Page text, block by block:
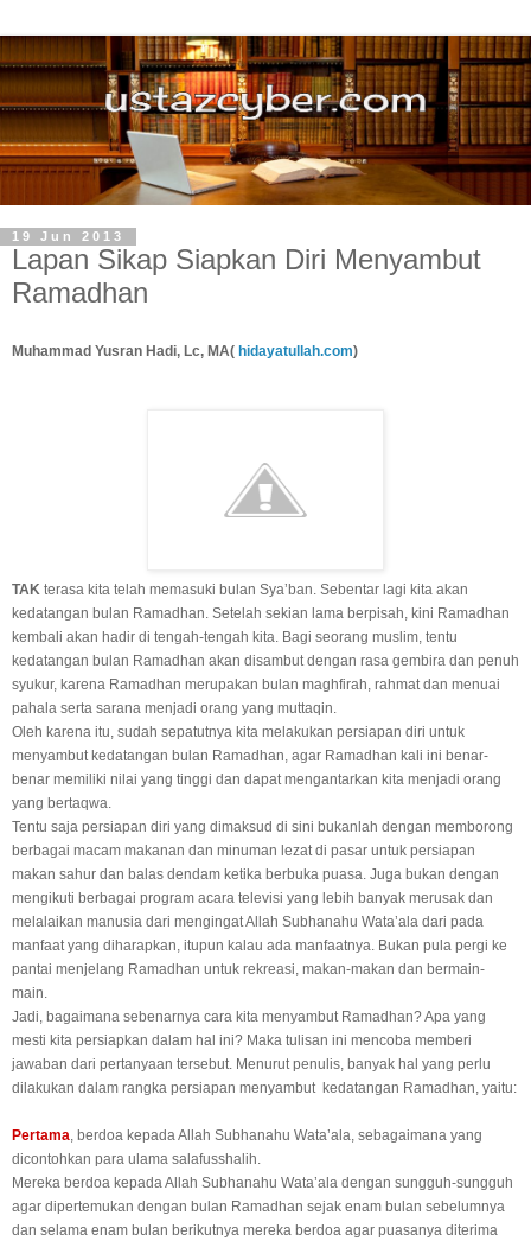
19 Jun 2013
Lapan Sikap Siapkan Diri Menyambut
Ramadhan
Muhammad Yusran Hadi, Lc, MA( hidayatullah.com)
TAK terasa kita telah memasuki bulan Sya’ban. Sebentar lagi kita akan
kedatangan bulan Ramadhan. Setelah sekian lama berpisah, kini Ramadhan
kembali akan hadir di tengah-tengah kita. Bagi seorang muslim, tentu
kedatangan bulan Ramadhan akan disambut dengan rasa gembira dan penuh
syukur, karena Ramadhan merupakan bulan maghfirah, rahmat dan menuai
pahala serta sarana menjadi orang yang muttaqin.
Oleh karena itu, sudah sepatutnya kita melakukan persiapan diri untuk
menyambut kedatangan bulan Ramadhan, agar Ramadhan kali ini benar-
benar memiliki nilai yang tinggi dan dapat mengantarkan kita menjadi orang
yang bertaqwa.
Tentu saja persiapan diri yang dimaksud di sini bukanlah dengan memborong
berbagai macam makanan dan minuman lezat di pasar untuk persiapan
makan sahur dan balas dendam ketika berbuka puasa. Juga bukan dengan
mengikuti berbagai program acara televisi yang lebih banyak merusak dan
melalaikan manusia dari mengingat Allah Subhanahu Wata’ala dari pada
manfaat yang diharapkan, itupun kalau ada manfaatnya. Bukan pula pergi ke
pantai menjelang Ramadhan untuk rekreasi, makan-makan dan bermain-
main.
Jadi, bagaimana sebenarnya cara kita menyambut Ramadhan? Apa yang
mesti kita persiapkan dalam hal ini? Maka tulisan ini mencoba memberi
jawaban dari pertanyaan tersebut. Menurut penulis, banyak hal yang perlu
dilakukan dalam rangka persiapan menyambut kedatangan Ramadhan, yaitu:
Pertama, berdoa kepada Allah Subhanahu Wata’ala, sebagaimana yang
dicontohkan para ulama salafusshalih.
Mereka berdoa kepada Allah Subhanahu Wata’ala dengan sungguh-sungguh
agar dipertemukan dengan bulan Ramadhan sejak enam bulan sebelumnya
dan selama enam bulan berikutnya mereka berdoa agar puasanya diterima